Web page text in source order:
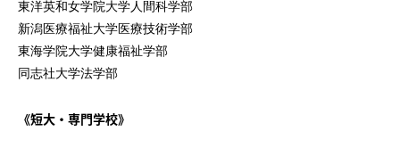
東洋英和女学院大学人間科学部
新潟医療福祉大学医療技術学部
東海学院大学健康福祉学部
同志社大学法学部
《短大・専門学校》